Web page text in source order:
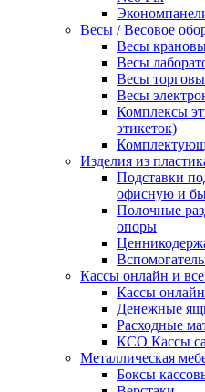
Весы / Весовое
Весы
Весы
Весы
Весы
Комплексы
этикеток)
Изделия из
Подставки
офисную и
Полочные
опоры
Кассы онлайн и
Кассы онлайн
Денежные
Расходные
КСО Кассы
Металлическая
Боксы